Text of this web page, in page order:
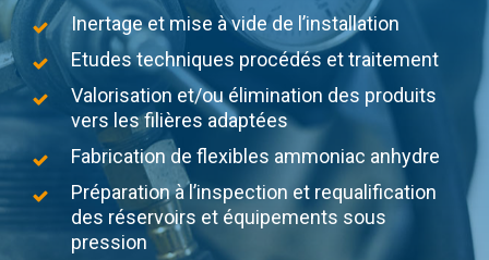
Inertage et mise à vide de l’installation
Etudes techniques procédés et traitement
Valorisation et/ou élimination des produits
vers les filières adaptées
Fabrication de flexibles ammoniac anhydre
Préparation à l’inspection et requalification
des réservoirs et équipements sous
pression